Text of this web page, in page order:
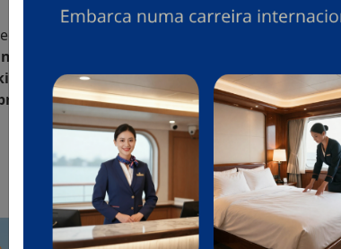
e gere
Europa
River Cruises,Boluda,Pioneiro do Rioe
qualificadoseoperações segurasa